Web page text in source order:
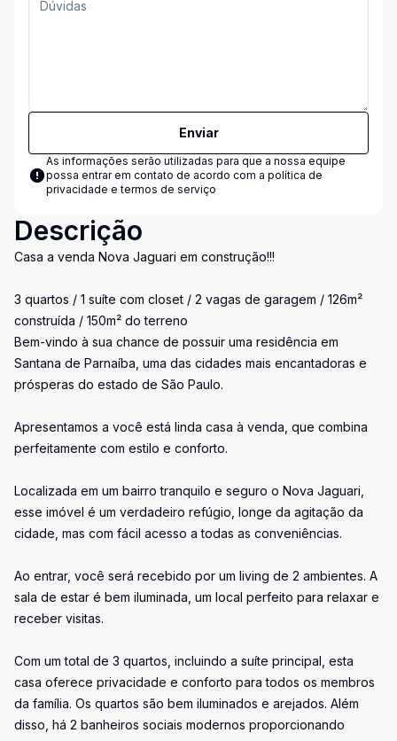
Enviar
As informações serão utilizadas para que a nossa equipe
possa entrar em contato de acordo com a política de
privacidade e termos de serviço
Descrição
Casa a venda Nova Jaguari em construção!!!
3 quartos / 1 suíte com closet / 2 vagas de garagem / 126m²
construída / 150m² do terreno
Bem-vindo à sua chance de possuir uma residência em
Santana de Parnaíba, uma das cidades mais encantadoras e
prósperas do estado de São Paulo.
Apresentamos a você está linda casa à venda, que combina
perfeitamente com estilo e conforto.
Localizada em um bairro tranquilo e seguro o Nova Jaguari,
esse imóvel é um verdadeiro refúgio, longe da agitação da
cidade, mas com fácil acesso a todas as conveniências.
Ao entrar, você será recebido por um living de 2 ambientes. A
sala de estar é bem iluminada, um local perfeito para relaxar e
receber visitas.
Com um total de 3 quartos, incluindo a suíte principal, esta
casa oferece privacidade e conforto para todos os membros
da família. Os quartos são bem iluminados e arejados. Além
disso, há 2 banheiros sociais modernos proporcionando